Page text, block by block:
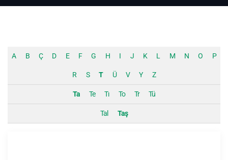
A B Ç D E F G H I J K L M N O P
R S T Ü V Y Z
Ta Te Tı To Tr Tü
Tal Taş